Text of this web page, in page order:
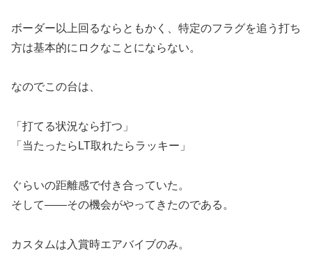
ボーダー以上回るならともかく、特定のフラグを追う打ち
方は基本的にロクなことにならない。
なのでこの台は、
「打てる状況なら打つ」
「当たったらLT取れたらラッキー」
ぐらいの距離感で付き合っていた。
そして――その機会がやってきたのである。
カスタムは入賞時エアバイブのみ。